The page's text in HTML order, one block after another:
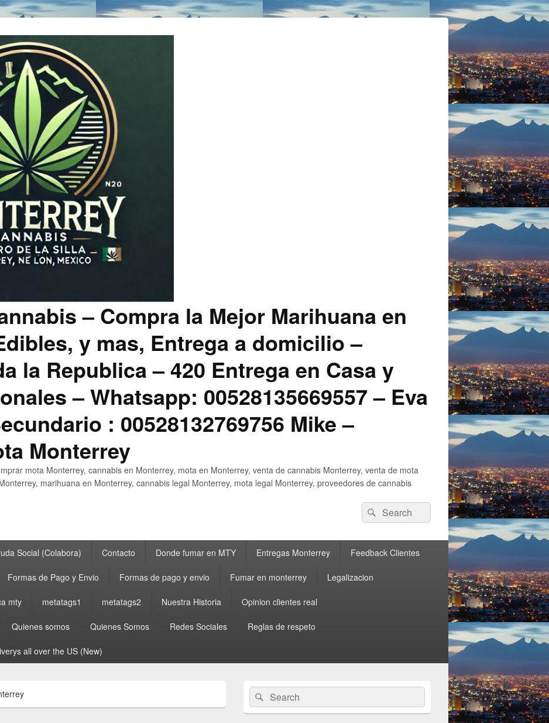
– Compra la Mejor Marihuana en
y mas, Entrega a domicilio –
la Republica – 420 Entrega en Casa y
– Whatsapp: 00528135669557 – Eva
: 00528132769756 Mike –
Monterrey
mota Monterrey, cannabis en Monterrey, mota en Monterrey, venta de cannabis Monterrey, venta de mota
marihuana en Monterrey, cannabis legal Monterrey, mota legal Monterrey, proveedores de cannabis
Search
for:
Search
Social (Colabora) Contacto Donde fumar en MTY Entregas Monterrey Feedback Clientes
Formas de Pago y Envio Formas de pago y envio Fumar en monterrey Legalizacion
mty metatags1 metatags2 Nuestra Historia Opinion clientes real
Quienes somos Quienes Somos Redes Sociales Reglas de respeto
all over the US (New)
Primary
Sidebar
Widget
Area
Search
for:
Search